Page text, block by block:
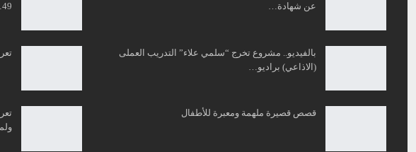
عن شهادة…
بالفيديو.. مشروع تخرج “سلمي علاء” التدريب العملى
(الاذاعي) براديو…
قصص قصيرة ملهمة ومعبرة للأطفال
49…